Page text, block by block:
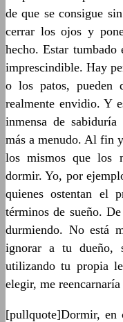
de que se consigue
cerrar los ojos y
hecho. Estar tumbado
imprescindible. Hay
o los patos, pueden
realmente envidio. Y
inmensa de sabiduría
más a menudo. Al fin
los mismos que los
dormir. Yo, por
quienes ostentan el
términos de sueño.
durmiendo. No está
ignorar a tu dueño,
utilizando tu propia
elegir, me reencarnaría
[pullquote]Dormir, en